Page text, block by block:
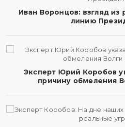
Иван Воронцов: взгляд из
линию
Эксперт Юрий Коробов
причину обмеления